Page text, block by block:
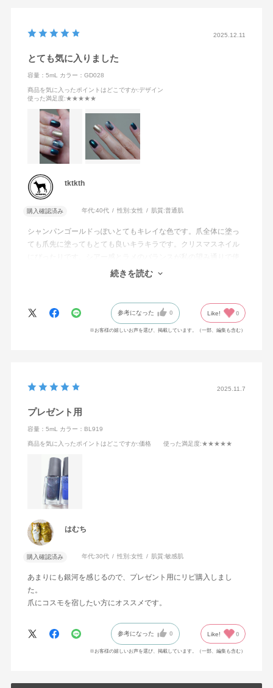
2025.12.11
とても気に入りました
容量：5mL カラー：GD028
商品を気に入ったポイントはどこですか:デザイン
使った満足度:★★★★★
tktkth
購入確認済み 年代:40代 性別:女性 肌質:普通肌
シャンパンゴールドっぽいとてもキレイな色です。爪全体に塗っ
ても爪先に塗ってもとても良いキラキラです。クリスマスネイル
い易いです。一度塗りでもムラ無く使えます。トップコートをし
続きを読む
参考になった 0 Like! 0
※お客様の嬉しいお声を選び、掲載しています。（一部、編集も含む）
2025.11.7
プレゼント用
容量：5mL カラー：BL919
商品を気に入ったポイントはどこですか:価格 使った満足度:★★★★★
はむち
購入確認済み 年代:30代 性別:女性 肌質:敏感肌
あまりにも銀河を感じるので、プレゼント用にリピ購入しまし
た。
爪にコスモを宿したい方にオススメです。
参考になった 0 Like! 0
※お客様の嬉しいお声を選び、掲載しています。（一部、編集も含む）